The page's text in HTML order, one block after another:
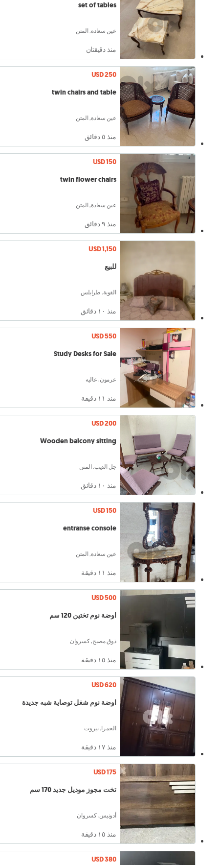
set of tables
عين سعادة, المتن
منذ دقيقتان
USD 250
twin chairs and table
عين سعادة, المتن
منذ ٥ دقائق
USD 150
twin flower chairs
عين سعادة, المتن
منذ ٩ دقائق
USD 1,150
للبيع
القوبة, طرابلس
منذ ١۰ دقائق
USD 550
Study Desks for Sale
عرمون, عاليه
منذ ١١ دقيقة
USD 200
Wooden balcony sitting
جل الديب, المتن
منذ ١۰ دقائق
USD 150
entranse console
عين سعادة, المتن
منذ ١١ دقيقة
USD 500
اوضة نوم تختين 120 سم
ذوق مصبح, كسروان
منذ ١٥ دقيقة
USD 620
اوضة نوم شغل توصاية شبه جديدة
الحمرا, بيروت
منذ ١٧ دقيقة
USD 175
تخت مجوز موديل جديد 170 سم
أدونيس, كسروان
منذ ١٥ دقيقة
USD 380